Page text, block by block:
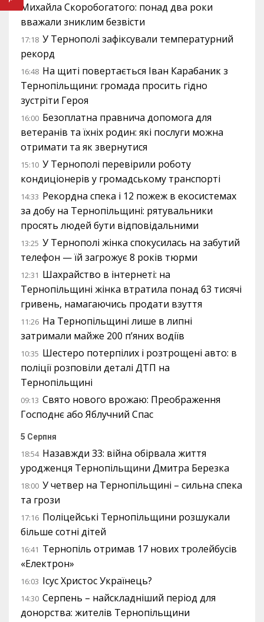
Михайла Скоробогатого: понад два роки
вважали зниклим безвісти
17:18 У Тернополі зафіксували температурний
рекорд
16:48 На щиті повертається Іван Карабаник з
Тернопільщини: громада просить гідно
зустріти Героя
16:00 Безоплатна правнича допомога для
ветеранів та їхніх родин: які послуги можна
отримати та як звернутися
15:10 У Тернополі перевірили роботу
кондиціонерів у громадському транспорті
14:33 Рекордна спека і 12 пожеж в екосистемах
за добу на Тернопільщині: рятувальники
просять людей бути відповідальними
13:25 У Тернополі жінка спокусилась на забутий
телефон — їй загрожує 8 років тюрми
12:31 Шахрайство в інтернеті: на
Тернопільщині жінка втратила понад 63 тисячі
гривень, намагаючись продати взуття
11:26 На Тернопільщині лише в липні
затримали майже 200 п’яних водіїв
10:35 Шестеро потерпілих і розтрощені авто: в
поліції розповіли деталі ДТП на
Тернопільщині
09:13 Свято нового врожаю: Преображення
Господнє або Яблучний Спас
5 Серпня
18:54 Назавжди 33: війна обірвала життя
уродженця Тернопільщини Дмитра Березка
18:00 У четвер на Тернопільщині – сильна спека
та грози
17:16 Поліцейські Тернопільщини розшукали
більше сотні дітей
16:41 Тернопіль отримав 17 нових тролейбусів
«Електрон»
16:03 Ісус Христос Українець?
14:30 Серпень – найскладніший період для
донорства: жителів Тернопільщини